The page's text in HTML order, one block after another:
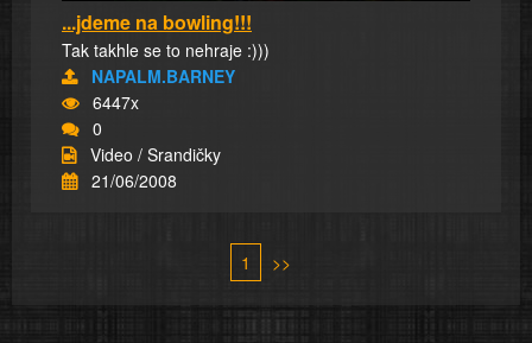
...jdeme na bowling!!!
Tak takhle se to nehraje :)))
NAPALM.BARNEY
6447x
0
Video / Srandičky
21/06/2008
1 >>